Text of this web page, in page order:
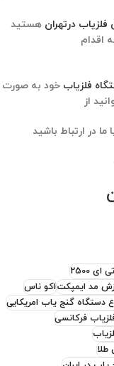
فلزیاب درتهران هستید
اقدام
فلزیاب خود به صورت
از
2500
مد ایمپکتاکو ناس
دستگاه گنج یاب امریکایی
فرکانسی
طلا